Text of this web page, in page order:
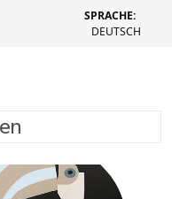
SPRACHE:
DEUTSCH